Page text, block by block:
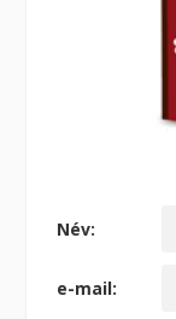
Név:
e-mail: